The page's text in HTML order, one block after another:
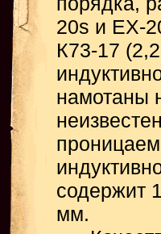
20s и EX-
К73-17
намотаны
содержит
мм.